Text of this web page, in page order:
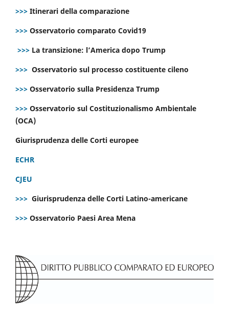
>>> Itinerari della comparazione
>>> Osservatorio comparato Covid19
>>> La transizione: l’America dopo Trump
>>> Osservatorio sul processo costituente cileno
>>> Osservatorio sulla Presidenza Trump
>>> Osservatorio sul Costituzionalismo Ambientale
(OCA)
Giurisprudenza delle Corti europee
ECHR
CJEU
>>> Giurisprudenza delle Corti Latino-americane
>>> Osservatorio Paesi Area Mena